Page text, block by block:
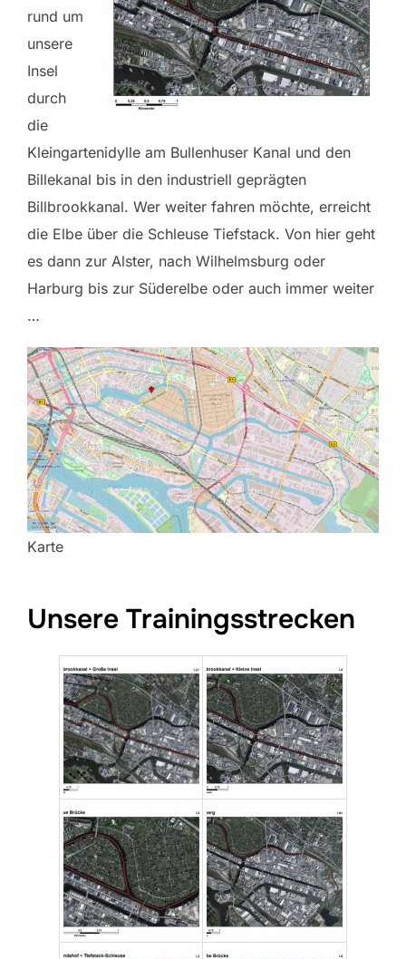
rund um
unsere
Insel
durch
die
Kleingartenidylle am Bullenhuser Kanal und den
Billekanal bis in den industriell geprägten
Billbrookkanal. Wer weiter fahren möchte, erreicht
die Elbe über die Schleuse Tiefstack. Von hier geht
es dann zur Alster, nach Wilhelmsburg oder
Harburg bis zur Süderelbe oder auch immer weiter
…
Karte
Unsere Trainingsstrecken